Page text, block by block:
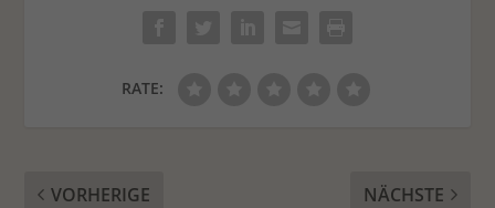
RATE:
VORHERIGE NÄCHSTE